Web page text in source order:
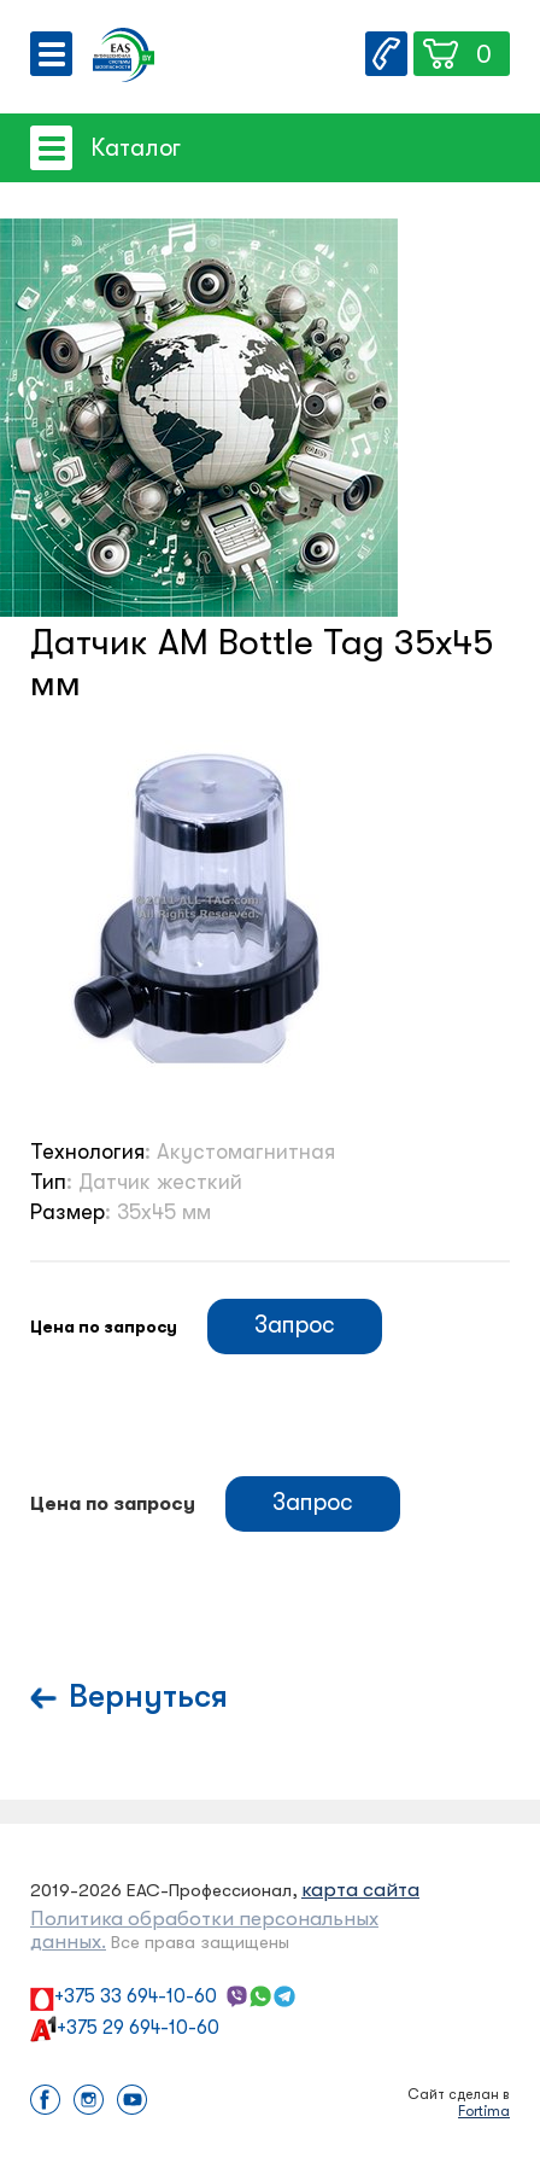
О компании
Вакансии
Контакты
0
Каталог
Системы видеонаблюдения
Системы защиты товаров от краж
- Акустомагнитная технология
- Радиочастотная технология
Счетчики посетителей
Защита товара на стеллажах
Системы фонового озвучивания
помещений
Сетевое оборудование
Защитные сейферы и боксы
Зеркала безопасности
Климатический шкафы
Монтажные шкафы
Датчик АМ Bottle Tag 35х45
мм
Технология: Акустомагнитная
Тип: Датчик жесткий
Размер: 35х45 мм
Цена по запросу Запрос
Цена по запросу Запрос
Вернуться
2019-2026 ЕАС-Профессионал, карта сайта
Политика обработки персональных
данных. Все права защищены
+375 33 694-10-60
+375 29 694-10-60
Сайт сделан в
Fortima